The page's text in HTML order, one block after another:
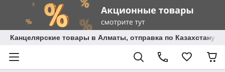
Канцелярские товары в Алматы, отправка по Казахстану.